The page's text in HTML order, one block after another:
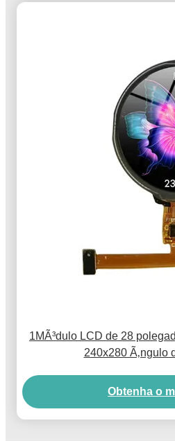
1MÃ³dulo LCD de 28
240x280 Ã‚ngulo
Obtenha o